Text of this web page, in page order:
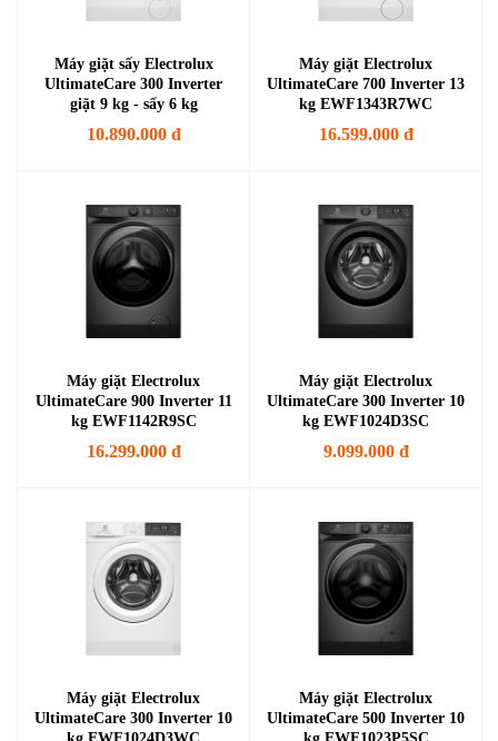
Máy giặt sấy Electrolux
UltimateCare 300 Inverter
giặt 9 kg - sấy 6 kg
EWW9024P3WC
10.890.000 đ
Máy giặt Electrolux
UltimateCare 700 Inverter 13
kg EWF1343R7WC
16.599.000 đ
Máy giặt Electrolux
UltimateCare 900 Inverter 11
kg EWF1142R9SC
16.299.000 đ
Máy giặt Electrolux
UltimateCare 300 Inverter 10
kg EWF1024D3SC
9.099.000 đ
Máy giặt Electrolux
UltimateCare 300 Inverter 10
Máy giặt Electrolux
UltimateCare 500 Inverter 10